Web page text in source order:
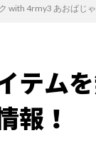
with 4rmy3 あおばじ